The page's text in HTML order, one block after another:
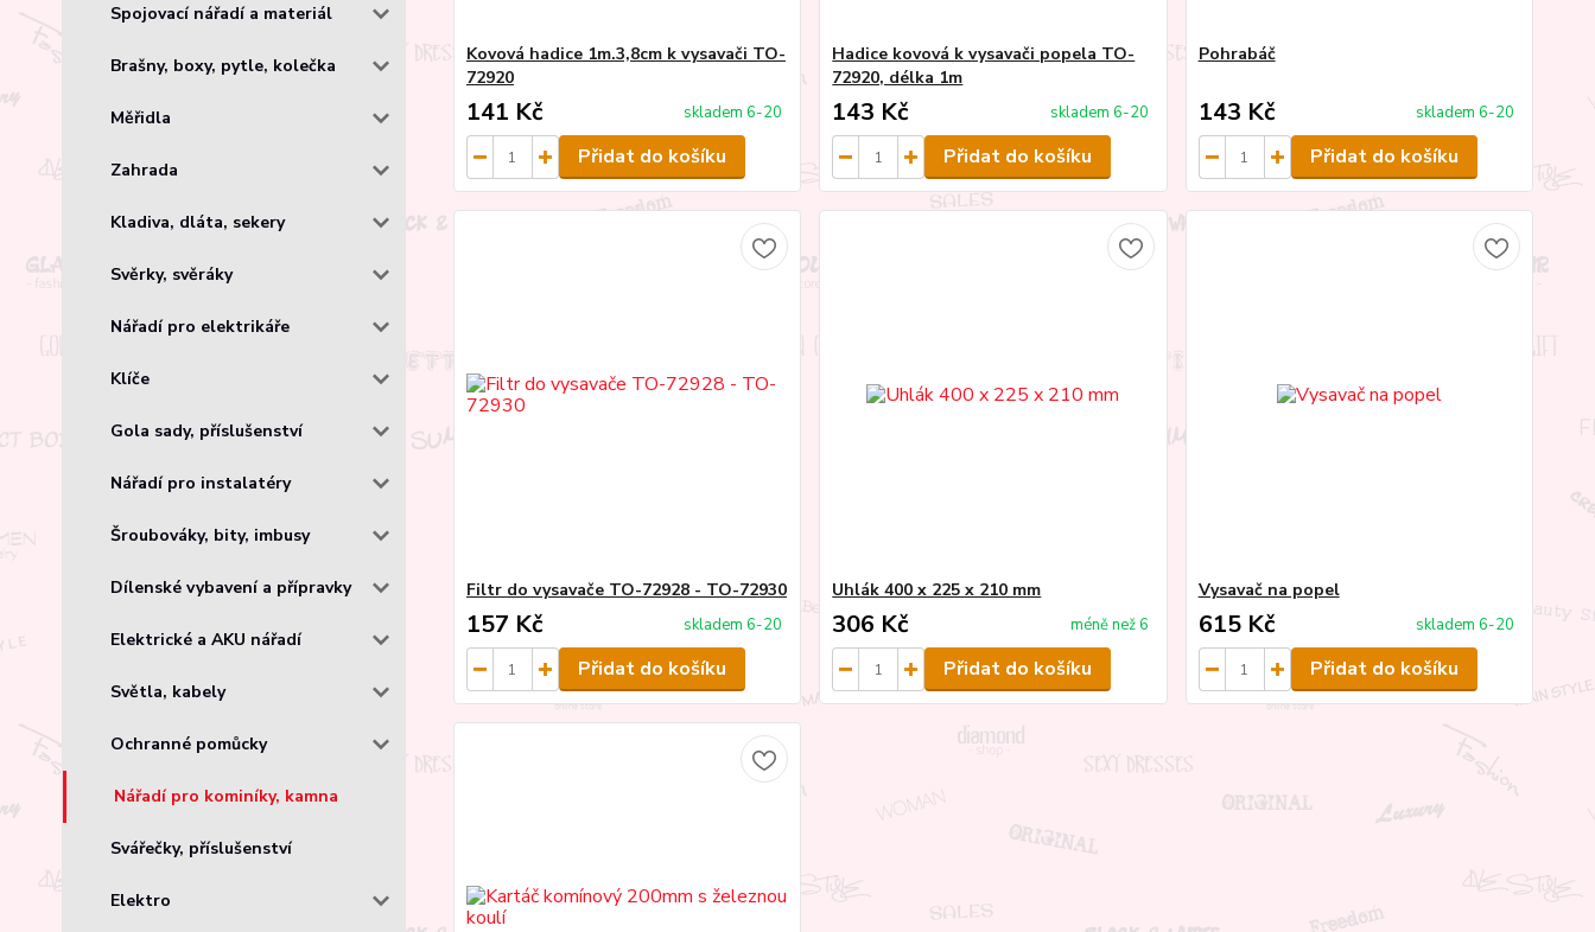
Spojovací nářadí a materiál
Brašny, boxy, pytle, kolečka
Měřidla
Zahrada
Kladiva, dláta, sekery
Svěrky, svěráky
Nářadí pro elektrikáře
Klíče
Gola sady, příslušenství
Nářadí pro instalatéry
Šroubováky, bity, imbusy
Dílenské vybavení a přípravky
Elektrické a AKU nářadí
Světla, kabely
Ochranné pomůcky
Nářadí pro kominíky, kamna
Svářečky, příslušenství
Elektro
Kovová hadice 1m.3,8cm k vysavači TO-
72920
141 Kč skladem 6-20
Přidat do košíku
Hadice kovová k vysavači popela TO-
72920, délka 1m
143 Kč skladem 6-20
Přidat do košíku
Pohrabáč
143 Kč skladem 6-20
Přidat do košíku
Filtr do vysavače TO-72928 - TO-72930
157 Kč skladem 6-20
Přidat do košíku
Uhlák 400 x 225 x 210 mm
306 Kč méně než 6
Přidat do košíku
Vysavač na popel
615 Kč skladem 6-20
Přidat do košíku